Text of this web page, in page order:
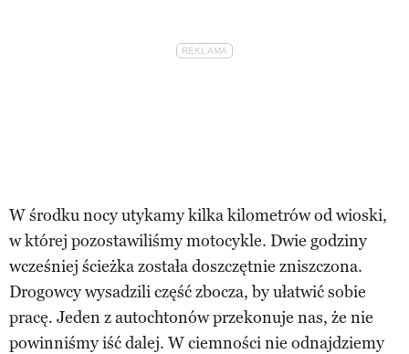
W środku nocy utykamy kilka kilometrów od wioski,
w której pozostawiliśmy motocykle. Dwie godziny
wcześniej ścieżka została doszczętnie zniszczona.
Drogowcy wysadzili część zbocza, by ułatwić sobie
pracę. Jeden z autochtonów przekonuje nas, że nie
powinniśmy iść dalej. W ciemności nie odnajdziemy